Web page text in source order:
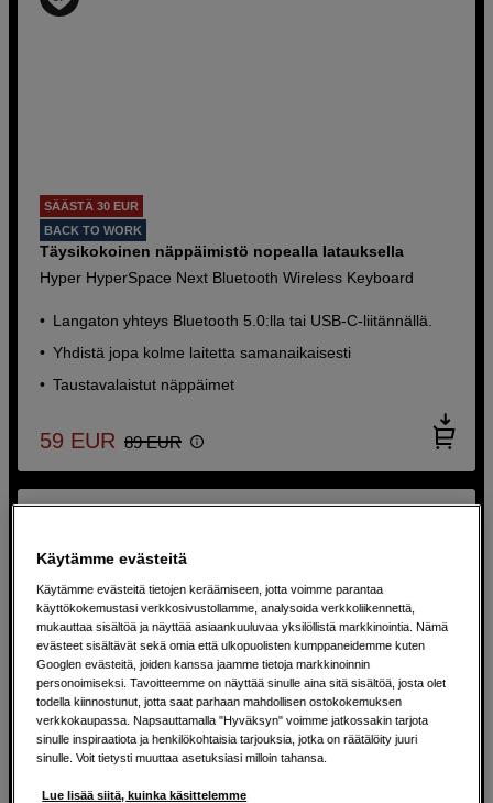
SÄÄSTÄ 30 EUR
BACK TO WORK
Täysikokoinen näppäimistö nopealla latauksella
Hyper HyperSpace Next Bluetooth Wireless Keyboard
Langaton yhteys Bluetooth 5.0:lla tai USB-C-liitännällä.
Yhdistä jopa kolme laitetta samanaikaisesti
Taustavalaistut näppäimet
59 EUR 89 EUR
Käytämme evästeitä
Käytämme evästeitä tietojen keräämiseen, jotta voimme parantaa
käyttökokemustasi verkkosivustollamme, analysoida verkkoliikennettä,
mukauttaa sisältöä ja näyttää asiaankuuluvaa yksilöllistä markkinointia. Nämä
evästeet sisältävät sekä omia että ulkopuolisten kumppaneidemme kuten
Googlen evästeitä, joiden kanssa jaamme tietoja markkinoinnin
personoimiseksi. Tavoitteemme on näyttää sinulle aina sitä sisältöä, josta olet
todella kiinnostunut, jotta saat parhaan mahdollisen ostokokemuksen
verkkokaupassa. Napsauttamalla "Hyväksyn" voimme jatkossakin tarjota
sinulle inspiraatiota ja henkilökohtaisia tarjouksia, jotka on räätälöity juuri
sinulle. Voit tietysti muuttaa asetuksiasi milloin tahansa.
Lue lisää siitä, kuinka käsittelemme